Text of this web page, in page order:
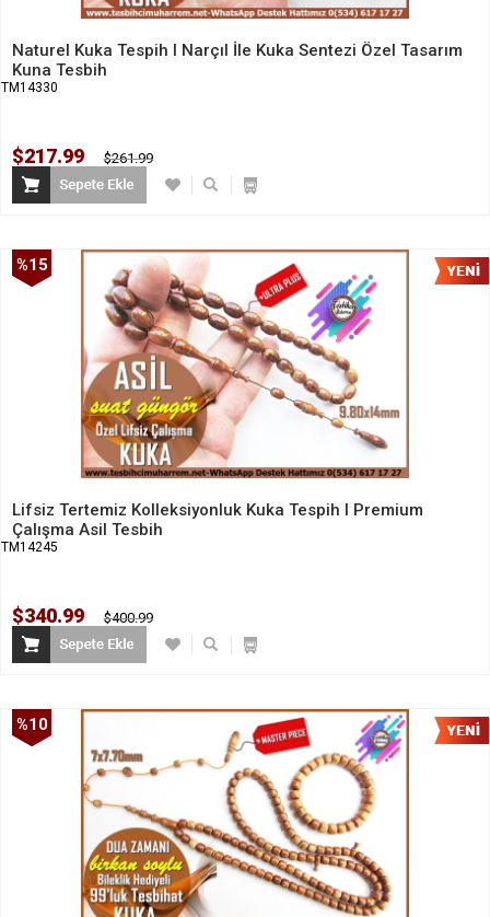
Naturel Kuka Tespih I Narçıl İle Kuka Sentezi Özel Tasarım
Kuna Tesbih
TM14330
$217.99 $261.99
Lifsiz Tertemiz Kolleksiyonluk Kuka Tespih I Premium
Çalışma Asil Tesbih
TM14245
$340.99 $400.99
%15
%10